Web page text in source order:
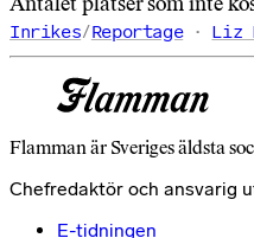
Inrikes/Reportage Liz
Flamman är Sveriges äldsta
Chefredaktör och ansvarig
E-tidningen